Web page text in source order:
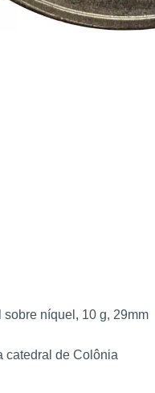
níquel, 10 g, 29mm
catedral de Colônia